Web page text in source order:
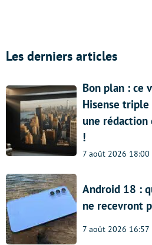
Les derniers articles
Bon plan : ce
Hisense triple
une rédaction
!
7 août 2026 18:00
Android 18 :
ne recevront
7 août 2026 16:57